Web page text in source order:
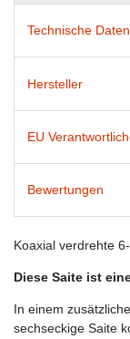
Technische Daten
Hersteller
EU
Bewertungen
Koaxial verdrehte
Diese Saite ist
In einem
sechseckige Saite